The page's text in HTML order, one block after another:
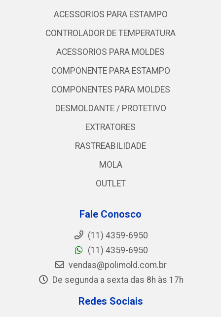
ACESSORIOS PARA ESTAMPO
CONTROLADOR DE TEMPERATURA
ACESSORIOS PARA MOLDES
COMPONENTE PARA ESTAMPO
COMPONENTES PARA MOLDES
DESMOLDANTE / PROTETIVO
EXTRATORES
RASTREABILIDADE
MOLA
OUTLET
Fale Conosco
(11) 4359-6950
(11) 4359-6950
vendas@polimold.com.br
De segunda a sexta das 8h às 17h
Redes Sociais